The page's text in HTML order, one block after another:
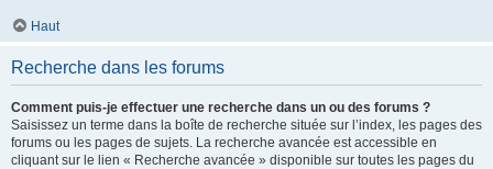
Haut
Recherche dans les forums
Comment puis-je effectuer une recherche dans un ou des forums ?
Saisissez un terme dans la boîte de recherche située sur l’index, les pages des
forums ou les pages de sujets. La recherche avancée est accessible en
cliquant sur le lien « Recherche avancée » disponible sur toutes les pages du